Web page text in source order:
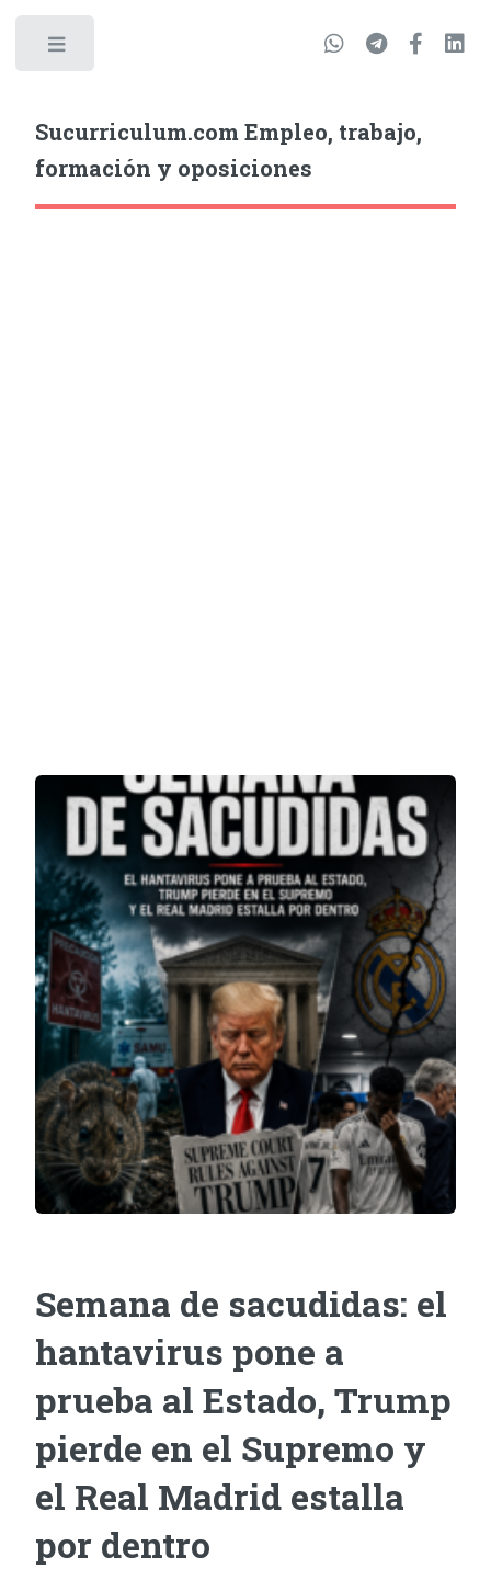
Sucurriculum.com Empleo, trabajo,
formación y oposiciones
Semana de sacudidas: el
hantavirus pone a
prueba al Estado, Trump
pierde en el Supremo y
el Real Madrid estalla
por dentro